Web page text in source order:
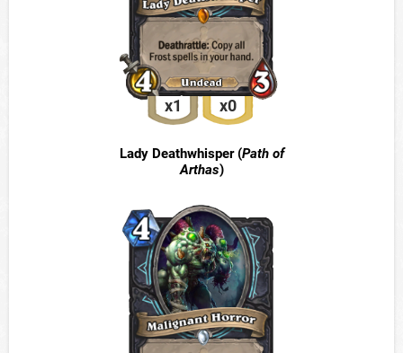
Lady Deathwhisper (Path of
Arthas)
x1 x0